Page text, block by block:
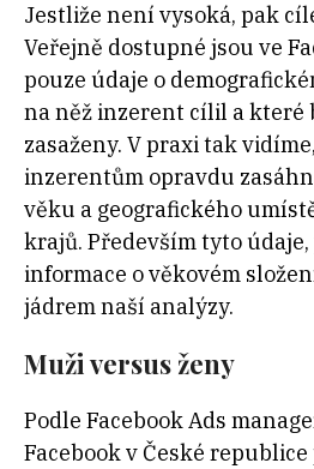
Jestliže není vysoká, pak
Veřejně dostupné jsou ve
pouze údaje o
na něž inzerent cílil a které
zasaženy. V praxi tak
inzerentům opravdu
věku a geografického
krajů. Především tyto
informace o věkovém
jádrem naší analýzy.
Muži versus ženy
Podle Facebook Ads
Facebook v České